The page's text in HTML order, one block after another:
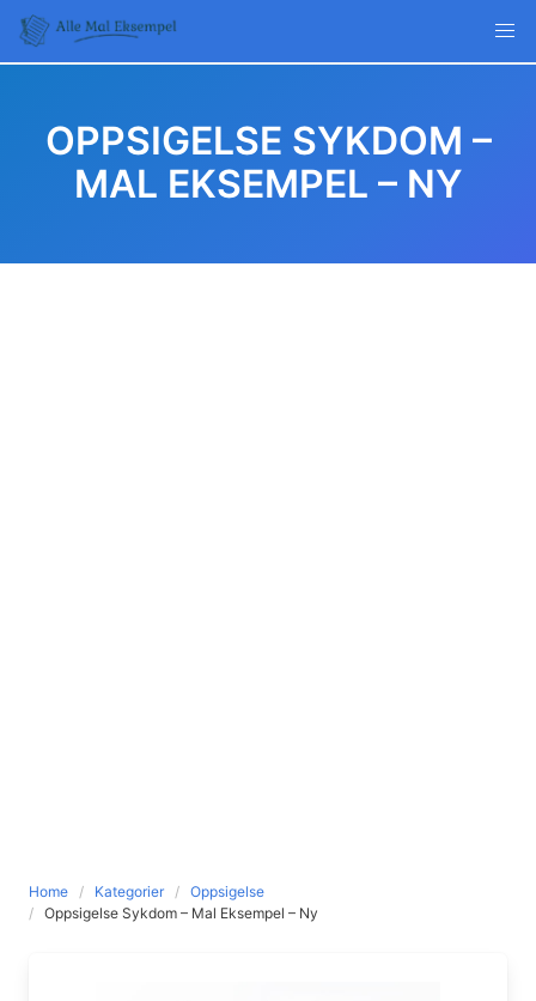
Skip
content
OPPSIGELSE SYKDOM –
MAL EKSEMPEL – NY
Home Kategorier
Oppsigelse
Oppsigelse Sykdom – Mal Eksempel – Ny